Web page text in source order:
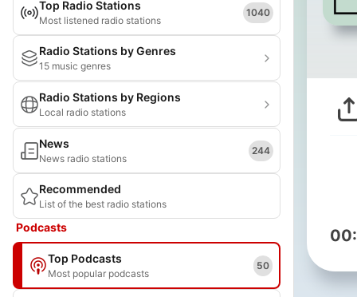
Top Radio Stations
Most listened radio stations
1040
Radio Stations by Genres
15 music genres
Radio Stations by Regions
Local radio stations
News
News radio stations
244
Recommended
List of the best radio stations
Podcasts
Top Podcasts
Most popular podcasts
50